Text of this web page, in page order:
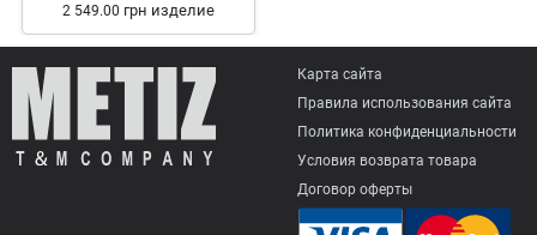
2 549.00 грн изделие
Карта сайта
Правила использования сайта
Политика конфиденциальности
Условия возврата товарa
Договор оферты